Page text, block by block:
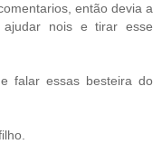
então devia a
nois e tirar esse
falar essas besteira do